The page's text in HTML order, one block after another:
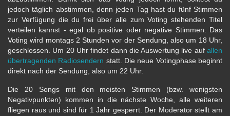
jedoch täglich abstimmen, denn jeden Tag hast du fünf Stimmen
zur Verfügung die du frei über alle zum Voting stehenden Titel
verteilen kannst - egal ob positive oder negative Stimmen. Das
Voting wird montags 2 Stunden vor der Sendung, also um 18 Uhr,
geschlossen. Um 20 Uhr findet dann die Auswertung live auf allen
übertragenden Radiosendern statt. Die neue Votingphase beginnt
direkt nach der Sendung, also um 22 Uhr.
Die 20 Songs mit den meisten Stimmen (bzw. wenigsten
Negativpunkten) kommen in die nächste Woche, alle weiteren
fliegen raus und sind für 1 Jahr gesperrt. Der Moderator stellt am